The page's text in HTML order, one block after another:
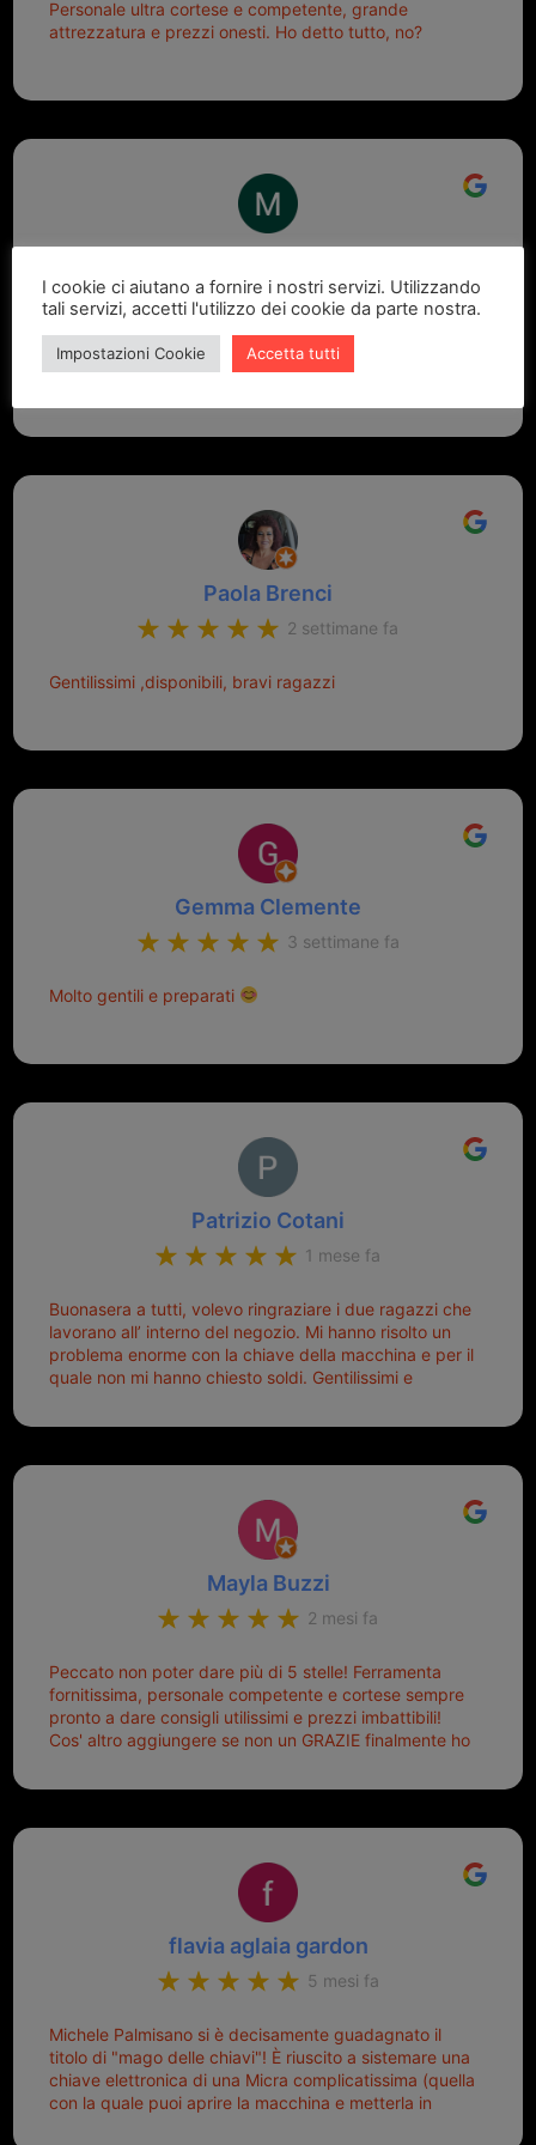
Personale ultra cortese e competente, grande
attrezzatura e prezzi onesti. Ho detto tutto, no?
2 settimane fa
GRANDE PROFESSIONALITA' E DISPONIBILITA' - UN
VERO PUNTO DI RIFERIMENTO PER LA ZONA
Paola Brenci
2 settimane fa
Gentilissimi ,disponibili, bravi ragazzi
Gemma Clemente
3 settimane fa
Molto gentili e preparati
Patrizio Cotani
1 mese fa
Buonasera a tutti, volevo ringraziare i due ragazzi che
lavorano all’ interno del negozio. Mi hanno risolto un
problema enorme con la chiave della macchina e per il
quale non mi hanno chiesto soldi. Gentilissimi e
Sicuramente tornerò qui per qualsiasi altro problema.
Mayla Buzzi
2 mesi fa
Peccato non poter dare più di 5 stelle! Ferramenta
fornitissima, personale competente e cortese sempre
pronto a dare consigli utilissimi e prezzi imbattibili!
Cos' altro aggiungere se non un GRAZIE finalmente ho
mio riferimento. Ah dimenticavo...da loro sono riuscita
Top top top!!!
flavia aglaia gardon
5 mesi fa
Michele Palmisano si è decisamente guadagnato il
titolo di "mago delle chiavi"! È riuscito a sistemare una
chiave elettronica di una Micra complicatissima (quella
con la quale puoi aprire la macchina e metterla in
I cookie ci aiutano a fornire i nostri servizi. Utilizzando
tali servizi, accetti l'utilizzo dei cookie da parte nostra.
Impostazioni Cookie Accetta tutti